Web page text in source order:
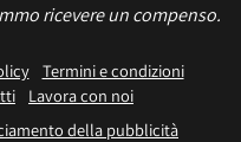
ricevere un compenso.
Termini e condizioni
Lavora con noi
della pubblicità